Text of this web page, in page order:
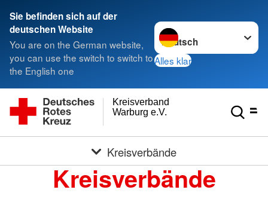
Sie befinden sich auf der
deutschen Website
You are on the German website,
you can use the switch to switch to
the English one
Sprache wechseln zu
Alles klar
Warburg e.V.
Kreisverband
Kreisverbände
Kreisverbände